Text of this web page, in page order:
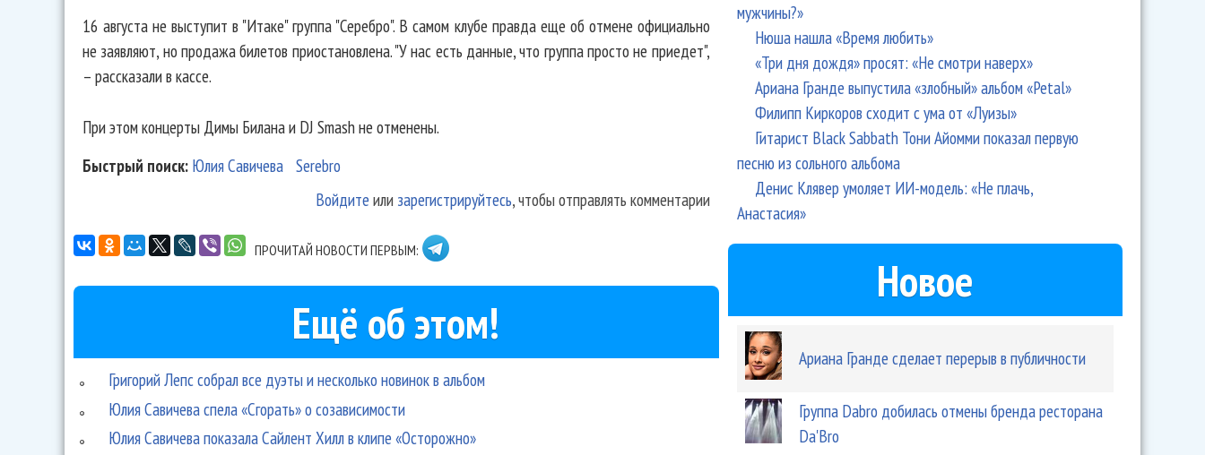
16 августа не выступит в "Итаке" группа "Серебро". В самом клубе правда еще об отмене официально
не заявляют, но продажа билетов приостановлена. "У нас есть данные, что группа просто не приедет",
– рассказали в кассе.
При этом концерты Димы Билана и DJ Smash не отменены.
Быстрый поиск: Юлия Савичева Serebro
Войдите или зарегистрируйтесь, чтобы отправлять комментарии
ПРОЧИТАЙ НОВОСТИ ПЕРВЫМ:
Ещё об этом!
Григорий Лепс собрал все дуэты и несколько новинок в альбом
Юлия Савичева спела «Сгорать» о созависимости
Юлия Савичева показала Сайлент Хилл в клипе «Осторожно»
мужчины?»
Нюша нашла «Время любить»
«Три дня дождя» просят: «Не смотри наверх»
Ариана Гранде выпустила «злобный» альбом «Petal»
Филипп Киркоров сходит с ума от «Луизы»
Гитарист Black Sabbath Тони Айомми показал первую
песню из сольного альбома
Денис Клявер умоляет ИИ-модель: «Не плачь,
Анастасия»
Новое
Ариана Гранде сделает перерыв в публичности
Группа Dabro добилась отмены бренда ресторана
Da'Bro